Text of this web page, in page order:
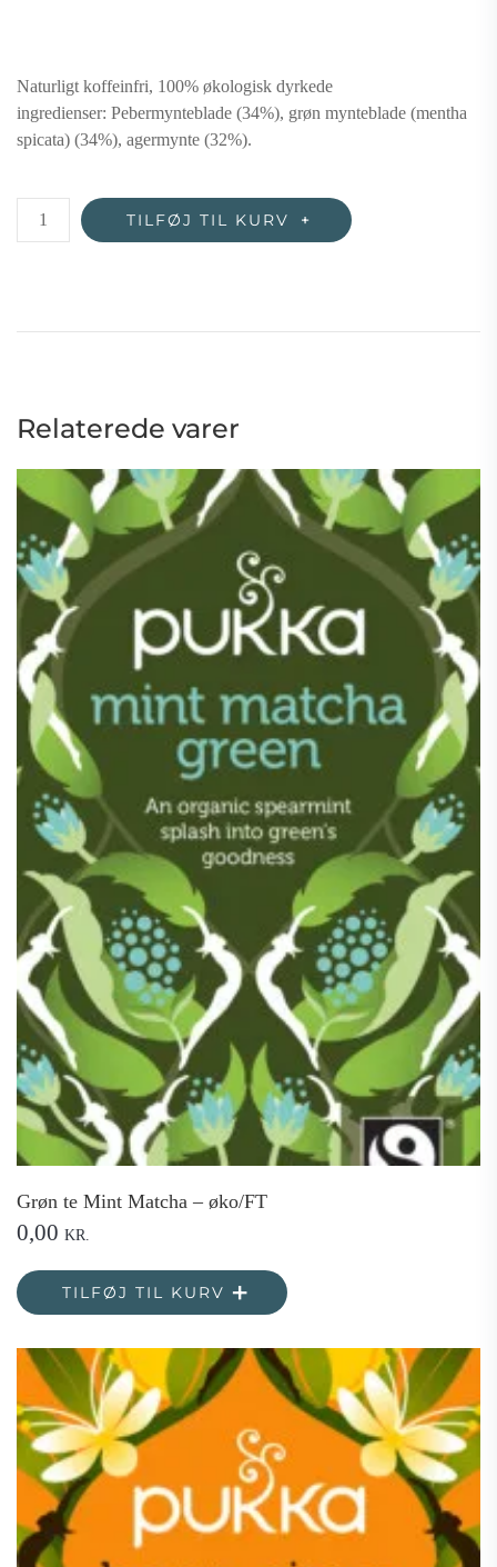
Naturligt koffeinfri, 100% økologisk dyrkede
ingredienser: Pebermynteblade (34%), grøn mynteblade (mentha
spicata) (34%), agermynte (32%).
Three
TILFØJ TIL KURV
Relaterede varer
Grøn te Mint Matcha – øko/FT
0,00 KR.
TILFØJ TIL KURV